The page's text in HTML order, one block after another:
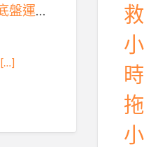
24 小時苗栗汽車重機道路救援｜全落斗低底盤運送，15 分鐘火速到場！
[…]